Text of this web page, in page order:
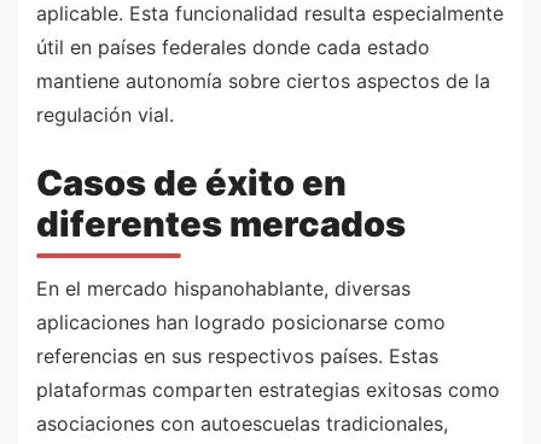
aplicable. Esta funcionalidad resulta especialmente
útil en países federales donde cada estado
mantiene autonomía sobre ciertos aspectos de la
regulación vial.
Casos de éxito en
diferentes mercados
En el mercado hispanohablante, diversas
aplicaciones han logrado posicionarse como
referencias en sus respectivos países. Estas
plataformas comparten estrategias exitosas como
asociaciones con autoescuelas tradicionales,